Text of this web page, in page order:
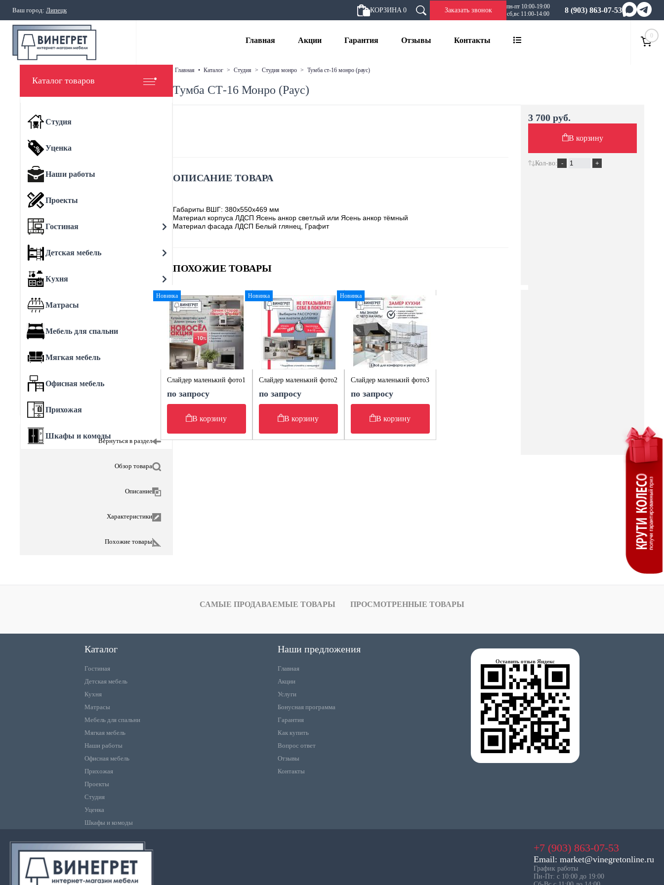
Ваш город: Липецк КОРЗИНА 0 Заказать звонок
пн-пт 10:00-19:00
сб,вс 11:00-14:00
8 (903) 863-07-53
Главная Акции Гарантия Отзывы Контакты
0
Каталог товаров
Студия
Уценка
Наши работы
Проекты
Гостиная
Детская мебель
Кухня
Матрасы
Мебель для спальни
Мягкая мебель
Офисная мебель
Прихожая
Шкафы и комоды
Вернуться в раздел
Обзор товара
Описание
Характеристики
Похожие товары
главная • каталог > студия > студия монро > тумба ст-16 монро (раус)
Тумба СТ-16 Монро (Раус)
ОПИСАНИЕ ТОВАРА
Габариты ВШГ: 380х550х469 мм
Материал корпуса ЛДСП Ясень анкор светлый или Ясень анкор тёмный
Материал фасада ЛДСП Белый глянец, Графит
ПОХОЖИЕ ТОВАРЫ
Новинка
Слайдер маленький фото1
по запросу
В корзину
Новинка
Слайдер маленький фото2
по запросу
В корзину
Новинка
Слайдер маленький фото3
по запросу
В корзину
3 700 руб.
В корзину
Кол-во:
САМЫЕ ПРОДАВАЕМЫЕ ТОВАРЫ ПРОСМОТРЕННЫЕ ТОВАРЫ
Каталог
Гостиная
Детская мебель
Кухня
Матрасы
Мебель для спальни
Мягкая мебель
Наши работы
Офисная мебель
Прихожая
Проекты
Студия
Уценка
Шкафы и комоды
Наши предложения
Главная
Акции
Услуги
Бонусная программа
Гарантия
Как купить
Вопрос ответ
Отзывы
Контакты
Оставить отзыв Яндекс
+7 (903) 863-07-53
Email: market@vinegretonline.ru
График работы
Пн-Пт: с 10:00 до 19:00